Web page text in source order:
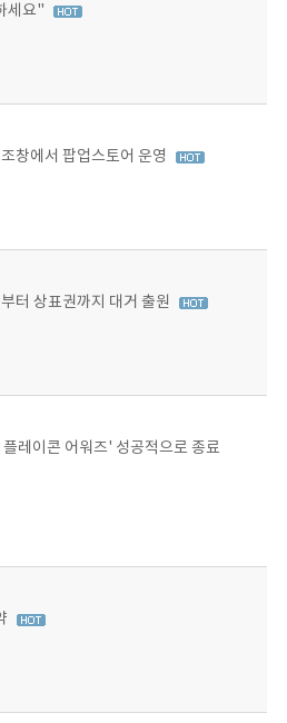
세요"
창에서 팝업스토어 운영
터 상표권까지 대거 출원
레이콘 어워즈' 성공적으로 종료